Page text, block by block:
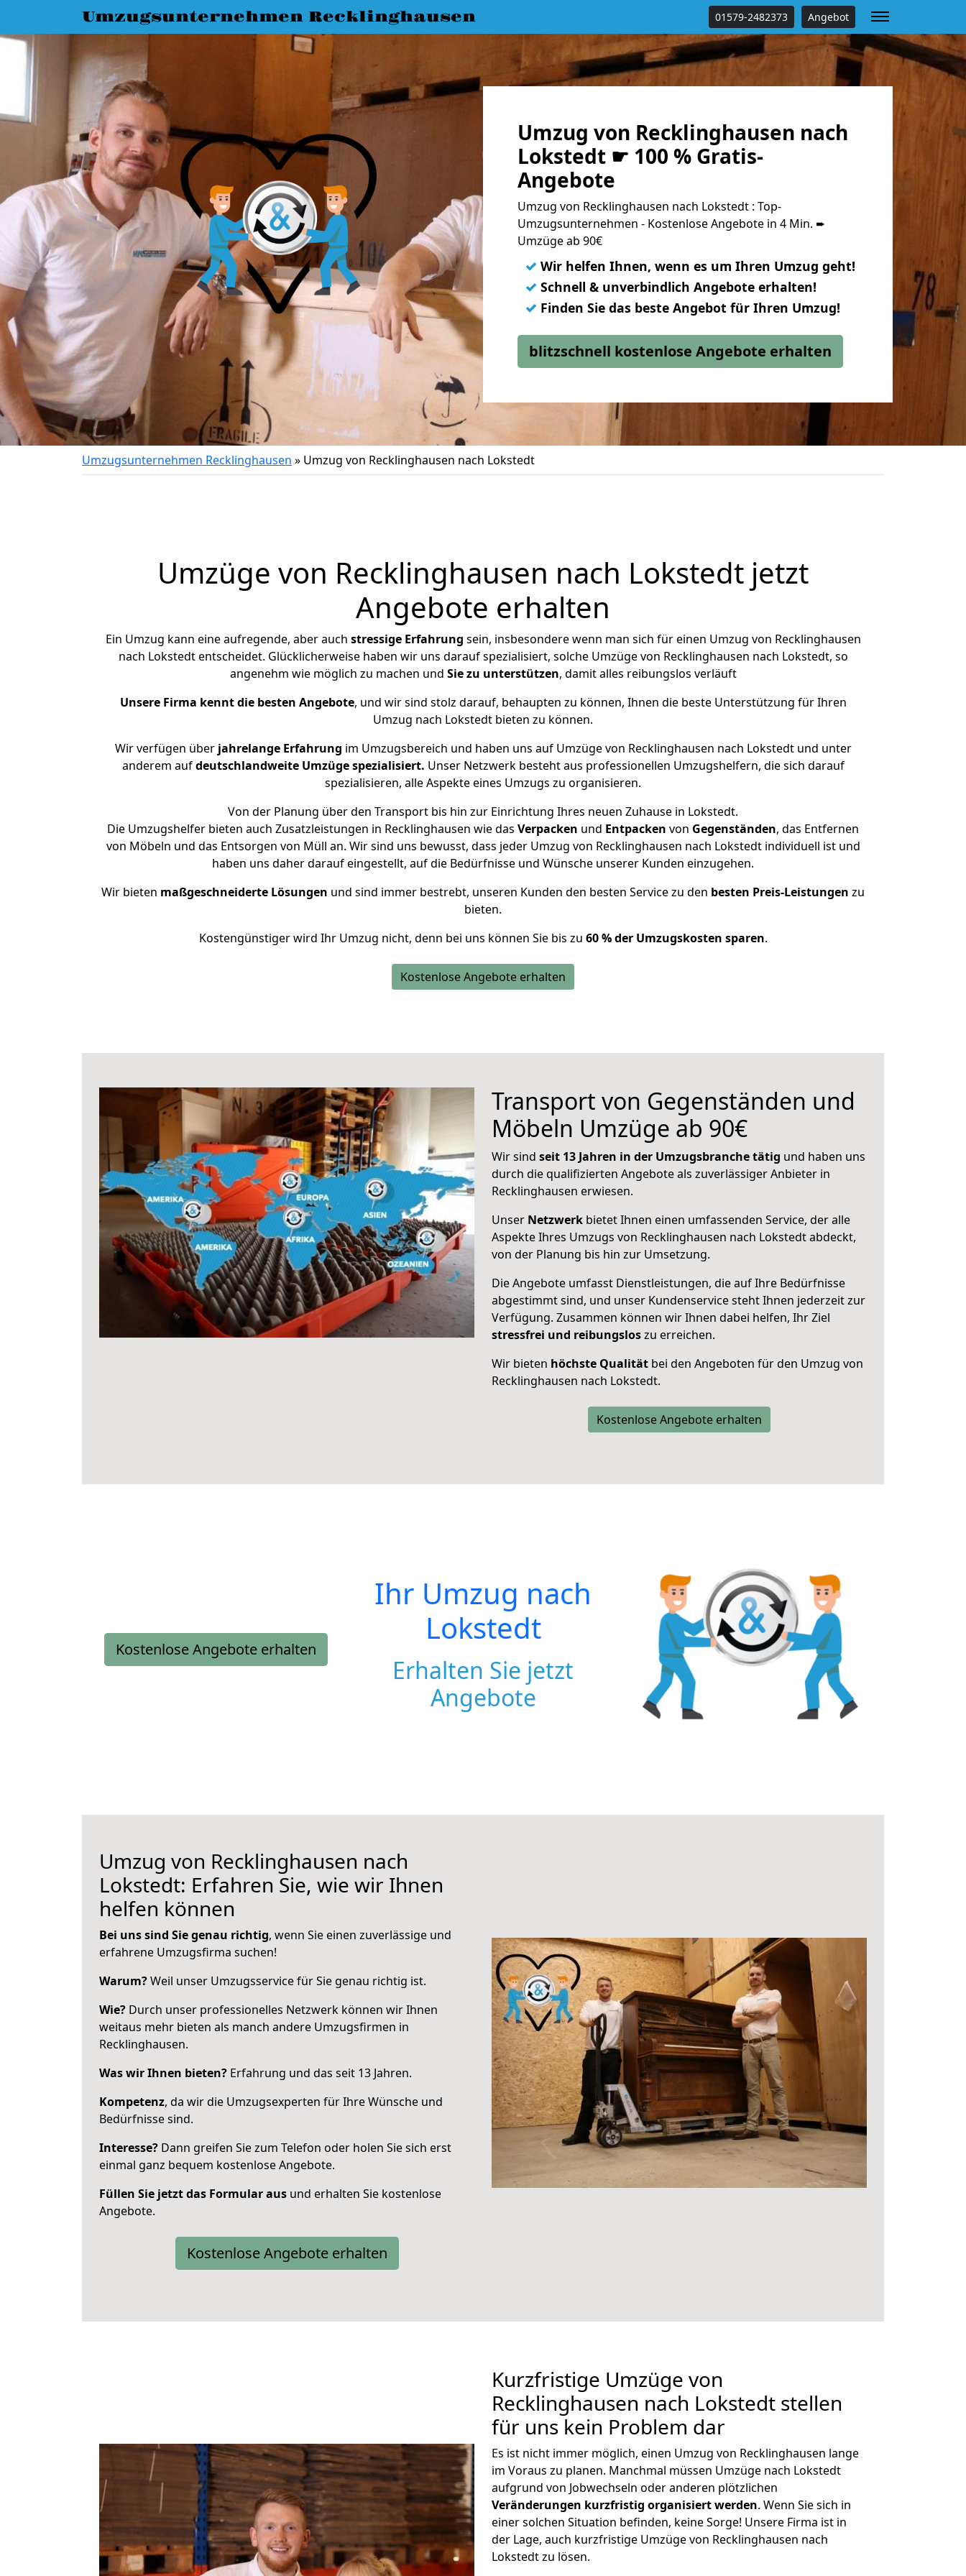
Umzugsunternehmen Recklinghausen 01579-2482373 Angebot
Umzug von Recklinghausen nach
Lokstedt ☛ 100 % Gratis-
Angebote
Umzug von Recklinghausen nach Lokstedt : Top-
Umzugsunternehmen - Kostenlose Angebote in 4 Min. ➨
Umzüge ab 90€
✓ Wir helfen Ihnen, wenn es um Ihren Umzug geht!
✓ Schnell & unverbindlich Angebote erhalten!
✓ Finden Sie das beste Angebot für Ihren Umzug!
blitzschnell kostenlose Angebote erhalten
Umzugsunternehmen Recklinghausen » Umzug von Recklinghausen nach Lokstedt
Umzüge von Recklinghausen nach Lokstedt jetzt
Angebote erhalten
Ein Umzug kann eine aufregende, aber auch stressige Erfahrung sein, insbesondere wenn man sich für einen Umzug von Recklinghausen
nach Lokstedt entscheidet. Glücklicherweise haben wir uns darauf spezialisiert, solche Umzüge von Recklinghausen nach Lokstedt, so
angenehm wie möglich zu machen und Sie zu unterstützen, damit alles reibungslos verläuft
Unsere Firma kennt die besten Angebote, und wir sind stolz darauf, behaupten zu können, Ihnen die beste Unterstützung für Ihren
Umzug nach Lokstedt bieten zu können.
Wir verfügen überjahrelange Erfahrung im Umzugsbereich und haben uns auf Umzüge von Recklinghausen nach Lokstedt und unter
anderem aufdeutschlandweite Umzüge spezialisiert. Unser Netzwerk besteht aus professionellen Umzugshelfern, die sich darauf
spezialisieren, alle Aspekte eines Umzugs zu organisieren.
Von der Planung über den Transport bis hin zur Einrichtung Ihres neuen Zuhause in Lokstedt.
Die Umzugshelfer bieten auch Zusatzleistungen in Recklinghausen wie das Verpacken und Entpacken von Gegenständen, das Entfernen
von Möbeln und das Entsorgen von Müll an. Wir sind uns bewusst, dass jeder Umzug von Recklinghausen nach Lokstedt individuell ist und
haben uns daher darauf eingestellt, auf die Bedürfnisse und Wünsche unserer Kunden einzugehen.
Wir bieten maßgeschneiderte Lösungen und sind immer bestrebt, unseren Kunden den besten Service zu den besten Preis-Leistungen zu
bieten.
Kostengünstiger wird Ihr Umzug nicht, denn bei uns können Sie bis zu 60 % der Umzugskosten sparen.
Kostenlose Angebote erhalten
Transport von Gegenständen und
Möbeln Umzüge ab 90€
Wir sind seit 13 Jahren in der Umzugsbranche tätig und haben uns
durch die qualifizierten Angebote als zuverlässiger Anbieter in
Recklinghausen erwiesen.
Unser Netzwerk bietet Ihnen einen umfassenden Service, der alle
Aspekte Ihres Umzugs von Recklinghausen nach Lokstedt abdeckt,
von der Planung bis hin zur Umsetzung.
Die Angebote umfasst Dienstleistungen, die auf Ihre Bedürfnisse
abgestimmt sind, und unser Kundenservice steht Ihnen jederzeit zur
Verfügung. Zusammen können wir Ihnen dabei helfen, Ihr Ziel
stressfrei und reibungsloszu erreichen.
Wir bieten höchste Qualität bei den Angeboten für den Umzug von
Recklinghausen nach Lokstedt.
Kostenlose Angebote erhalten
Kostenlose Angebote erhalten
Ihr Umzug nach
Lokstedt
Erhalten Sie jetzt
Angebote
Umzug von Recklinghausen nach
Lokstedt: Erfahren Sie, wie wir Ihnen
helfen können
Bei uns sind Sie genau richtig, wenn Sie einen zuverlässige und
erfahrene Umzugsfirma suchen!
Warum?Weil unser Umzugsservice für Sie genau richtig ist.
Wie? Durch unser professionelles Netzwerk können wir Ihnen
weitaus mehr bieten als manch andere Umzugsfirmen in
Recklinghausen.
Was wir Ihnen bieten? Erfahrung und das seit 13 Jahren.
Kompetenz, da wir die Umzugsexperten für Ihre Wünsche und
Bedürfnisse sind.
Interesse? Dann greifen Sie zum Telefon oder holen Sie sich erst
einmal ganz bequem kostenlose Angebote.
Füllen Sie jetzt das Formular aus und erhalten Sie kostenlose
Angebote.
Kostenlose Angebote erhalten
Kurzfristige Umzüge von
Recklinghausen nach Lokstedt stellen
für uns kein Problem dar
Es ist nicht immer möglich, einen Umzug von Recklinghausen lange
im Voraus zu planen. Manchmal müssen Umzüge nach Lokstedt
aufgrund von Jobwechseln oder anderen plötzlichen
Veränderungen kurzfristig organisiert werden. Wenn Sie sich in
einer solchen Situation befinden, keine Sorge! Unsere Firma ist in
der Lage, auch kurzfristige Umzüge von Recklinghausen nach
Lokstedt zu lösen.